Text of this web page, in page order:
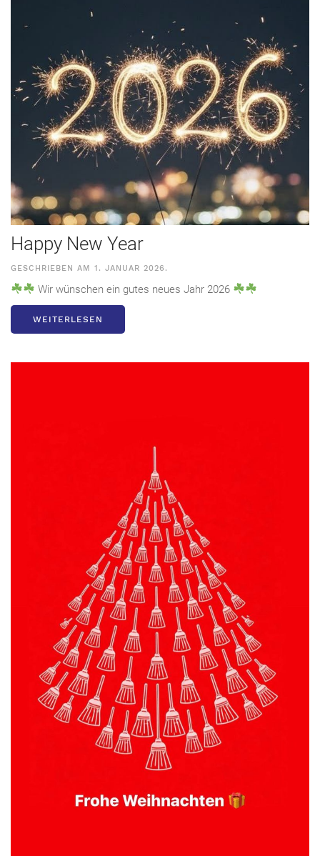
Happy New Year
GESCHRIEBEN AM 1. JANUAR 2026 .
Wir wünschen ein gutes neues Jahr 2026
WEITERLESEN